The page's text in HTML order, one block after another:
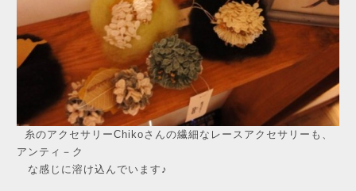
糸のアクセサリーChikoさんの繊細なレースアクセサリーも、
アンティ－ク
な感じに溶け込んでいます♪